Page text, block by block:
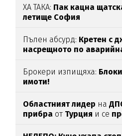
ХА ТАКА: Пак кацна
летище София
Пълен абсурд: Кретен с
насрещното по
Брокери изпищяха:
имоти!
Областният лидер на
прибра от Турция и се